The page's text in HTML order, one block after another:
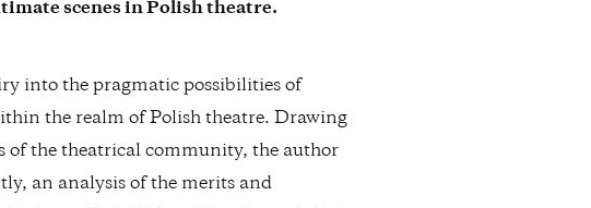
scenes in Polish theatre.
into the pragmatic possibilities of
the realm of Polish theatre. Drawing
of the theatrical community, the author
an analysis of the merits and